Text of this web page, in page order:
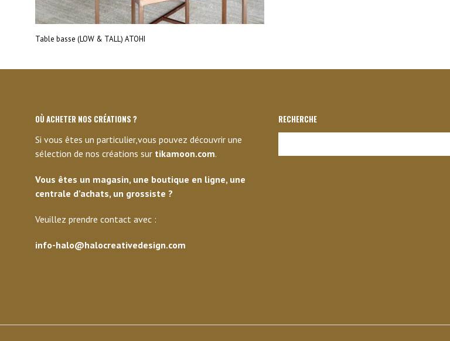
Table basse (LOW & TALL) ATOHI
OÙ ACHETER NOS CRÉATIONS ?
Si vous êtes un particulier,vous pouvez découvrir une
sélection de nos créations sur tikamoon.com.
Vous êtes un magasin, une boutique en ligne, une
centrale d’achats, un grossiste ?
Veuillez prendre contact avec :
info-halo@halocreativedesign.com
RECHERCHE